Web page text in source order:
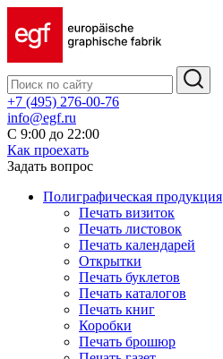
+7 (495) 276-00-76
info@egf.ru
С 9:00 до 22:00
Как проехать
Задать вопрос
Полиграфическая продукция
Печать визиток
Печать листовок
Печать календарей
Открытки
Печать буклетов
Печать каталогов
Печать книг
Коробки
Печать брошюр